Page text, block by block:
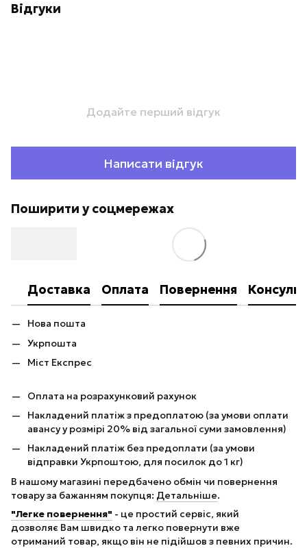
Відгуки
Додайте перший відгук
Написати відгук
Поширити у соцмережах
Доставка Оплата Повернення
Нова пошта
Укрпошта
Міст Експрес
Оплата на розрахунковий рахунок
Накладений платіж з предоплатою (за умови оплати
авансу у розмірі 20% від загальної суми замовлення)
Накладений платіж без предоплати (за умови
відправки Укрпоштою, для посилок до 1 кг)
В нашому магазині передбачено обмін чи повернення
товару за бажанням покупця: Детальніше.
"Легке повернення" - це простий сервіс, який
дозволяє Вам швидко та легко повернути вже
отриманий товар, якщо він не підійшов з певних причин.